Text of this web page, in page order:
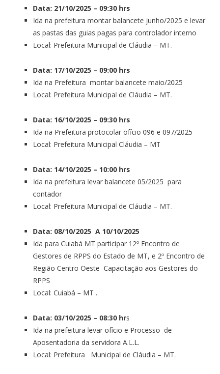
Data: 21/10/2025 – 09:30 hrs
Ida na prefeitura montar balancete junho/2025 e levar
as pastas das guias pagas para controlador interno
Local: Prefeitura Municipal de Cláudia – MT.
Data: 17/10/2025 – 09:00 hrs
Ida na Prefeitura montar balancete maio/2025
Local: Prefeitura Municipal de Cláudia – MT.
Data: 16/10/2025 – 09:30 hrs
Ida na Prefeitura protocolar ofício 096 e 097/2025
Local: Prefeitura Municipal Cláudia – MT
Data: 14/10/2025 – 10:00 hrs
Ida na prefeitura levar balancete 05/2025 para
contador
Local: Prefeitura Municipal de Cláudia – MT.
Data: 08/10/2025 A 10/10/2025
Ida para Cuiabá MT participar 12º Encontro de
Gestores de RPPS do Estado de MT, e 2º Encontro de
Região Centro Oeste Capacitação aos Gestores do
RPPS
Local: Cuiabá – MT .
Data: 03/10/2025 – 08:30 hrs
Ida na prefeitura levar ofício e Processo de
Aposentadoria da servidora A.L.L.
Local: Prefeitura Municipal de Cláudia – MT.